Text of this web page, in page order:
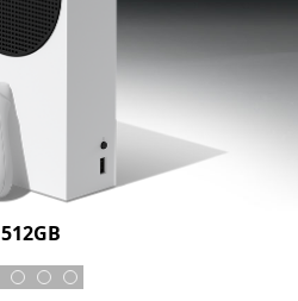
512GB